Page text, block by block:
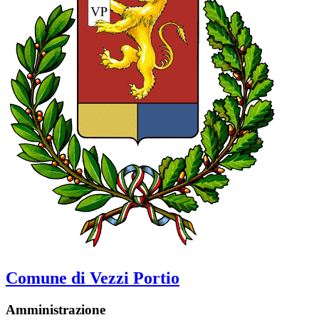
Comune di Vezzi Portio
Amministrazione